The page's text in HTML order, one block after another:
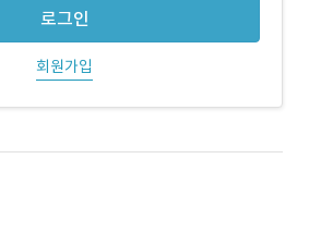
로그인
회원가입